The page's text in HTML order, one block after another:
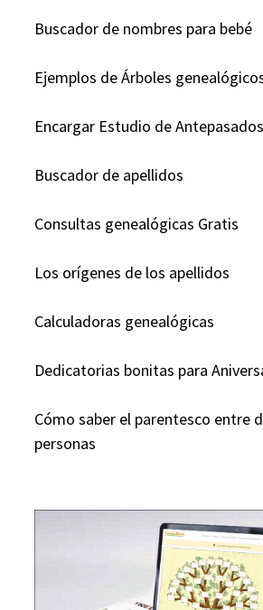
Buscador de nombres para bebé
Ejemplos de Árboles
Encargar Estudio de Antepasados
Buscador de apellidos
Consultas genealógicas Gratis
Los orígenes de los apellidos
Calculadoras genealógicas
Dedicatorias bonitas para
Cómo saber el parentesco entre
personas